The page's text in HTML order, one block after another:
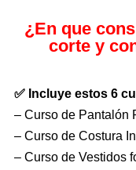
¿En que
corte y
✅ Incluye estos 6
– Curso de Pantalón
– Curso de Costura
– Curso de Vestidos